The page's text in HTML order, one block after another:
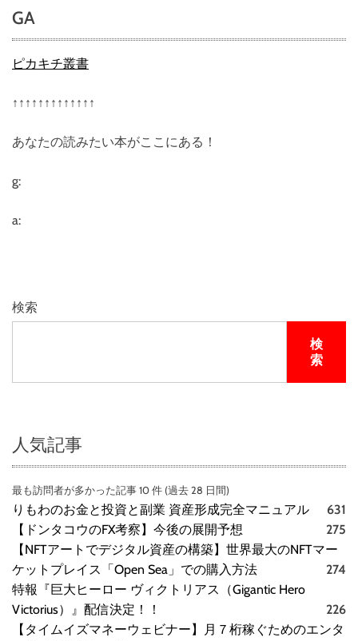
GA
ピカキチ叢書
↑↑↑↑↑↑↑↑↑↑↑↑↑
あなたの読みたい本がここにある！
g:
a:
検索
検
索
人気記事
最も訪問者が多かった記事 10 件 (過去 28 日間)
りもわのお金と投資と副業 資産形成完全マニュアル
631
【ドンタコウのFX考察】今後の展開予想
275
【NFTアートでデジタル資産の構築】世界最大のNFTマー
ケットプレイス「Open Sea」での購入方法
274
特報『巨大ヒーロー ヴィクトリアス（Gigantic Hero
Victorius）』配信決定！！
226
【タイムイズマネーウェビナー】月７桁稼ぐためのエンタ